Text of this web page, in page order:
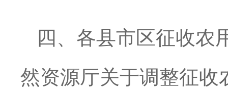
四、各县市区征收农
然资源厅关于调整征收